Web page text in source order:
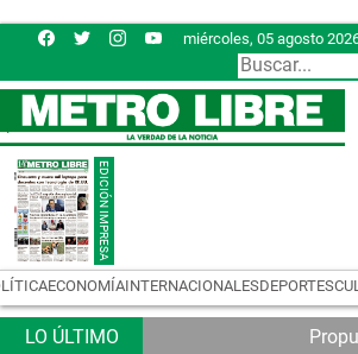
miércoles, 05 agosto
ECONOMÍAINTERNACIONALESDEPORTES